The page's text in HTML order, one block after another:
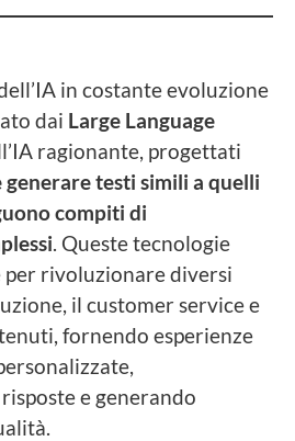
in costante evoluzione
dai Large Language
ragionante, progettati
testi simili a quelli
compiti di
. Queste tecnologie
per rivoluzionare diversi
il customer service e
fornendo esperienze
e generando